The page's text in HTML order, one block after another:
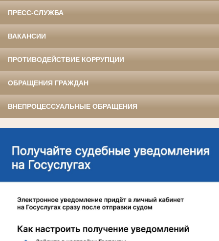
ПРЕСС-СЛУЖБА
ВАКАНСИИ
ПРОТИВОДЕЙСТВИЕ КОРРУПЦИИ
ОБРАЩЕНИЯ ГРАЖДАН
ВНЕПРОЦЕССУАЛЬНЫЕ ОБРАЩЕНИЯ